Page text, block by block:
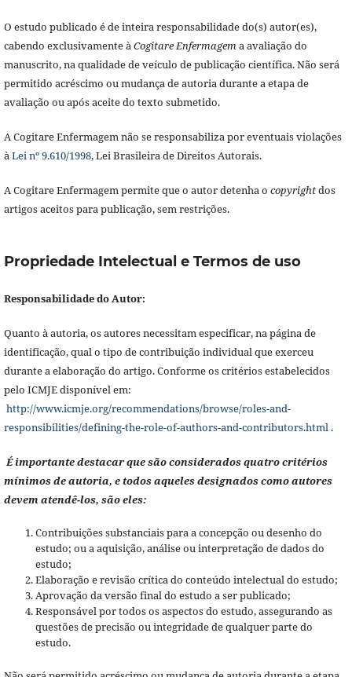
O estudo publicado é de inteira responsabilidade do(s) autor(es),
cabendo exclusivamente àCogitare Enfermagema avaliação do
manuscrito, na qualidade de veículo de publicação científica. Não será
permitido acréscimo ou mudança de autoria durante a etapa de
avaliação ou após aceite do texto submetido.
A Cogitare Enfermagem não se responsabiliza por eventuais violações
àLei nº 9.610/1998, Lei Brasileira de Direitos Autorais.
A Cogitare Enfermagem permite que o autor detenha o copyrightdos
artigos aceitos para publicação, sem restrições.
Propriedade Intelectual e Termos de uso
Responsabilidade do Autor:
Quanto à autoria, os autores necessitam especificar, na página de
identificação, qual o tipo de contribuição individual que exerceu
durante a elaboração do artigo. Conforme os critérios estabelecidos
pelo ICMJE disponível em:
http://www.icmje.org/recommendations/browse/roles-and-
responsibilities/defining-the-role-of-authors-and-contributors.html.
É importante destacar que são considerados quatro critérios
mínimos de autoria, e todos aqueles designados como autores
devem atendê-los, são eles:
Contribuições substanciais para a concepção ou desenho do
estudo; ou a aquisição, análise ou interpretação de dados do
estudo;
Elaboração e revisão crítica do conteúdo intelectual do estudo;
Aprovação da versão final do estudo a ser publicado;
Responsável por todos os aspectos do estudo, assegurando as
questões de precisão ou integridade de qualquer parte do
estudo.